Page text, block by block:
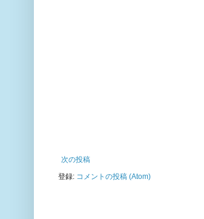
次の投稿
登録: コメントの投稿 (Atom)